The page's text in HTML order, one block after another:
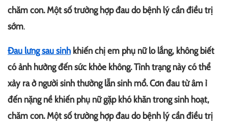
chăm con. Một số trường hợp đau do bệnh lý cần điều trị
sớm.
Đau lưng sau sinh khiến chị em phụ nữ lo lắng, không biết
có ảnh hưởng đến sức khỏe không. Tình trạng này có thể
xảy ra ở người sinh thường lẫn sinh mổ. Cơn đau từ âm ỉ
đến nặng nề khiến phụ nữ gặp khó khăn trong sinh hoạt,
chăm con. Một số trường hợp đau do bệnh lý cần điều trị